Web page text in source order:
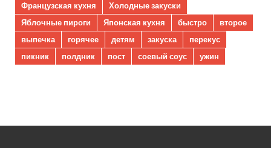
Французская кухня
Холодные закуски
Яблочные пироги
Японская кухня быстро
второе
выпечка
горячее детям закуска
перекус
пикник
полдник пост соевый соус ужин